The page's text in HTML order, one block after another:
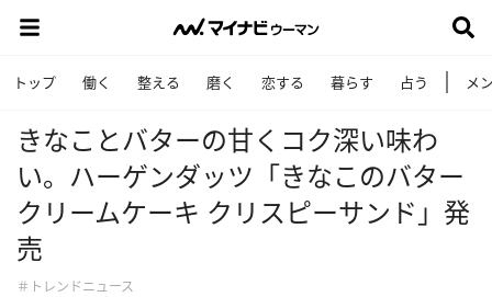
トップ 働く 整える 磨く 恋する 暮らす 占う メ
きなことバターの甘くコク深い味わ
い。ハーゲンダッツ「きなこのバター
クリームケーキ クリスピーサンド」発
売
＃トレンドニュース